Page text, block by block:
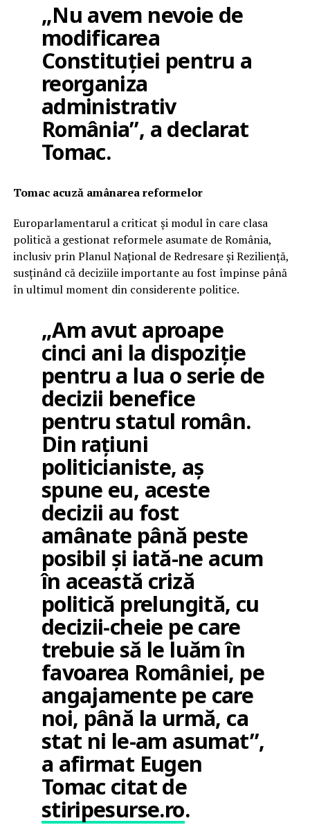
„Nu avem nevoie de
modificarea
Constituției pentru a
reorganiza
administrativ
România”, a declarat
Tomac.
Tomac acuză amânarea reformelor
Europarlamentarul a criticat și modul în care clasa
politică a gestionat reformele asumate de România,
inclusiv prin Planul Național de Redresare și Reziliență,
susținând că deciziile importante au fost împinse până
în ultimul moment din considerente politice.
„Am avut aproape
cinci ani la dispoziție
pentru a lua o serie de
decizii benefice
pentru statul român.
Din rațiuni
politicianiste, aș
spune eu, aceste
decizii au fost
amânate până peste
posibil și iată-ne acum
în această criză
politică prelungită, cu
decizii-cheie pe care
trebuie să le luăm în
favoarea României, pe
angajamente pe care
noi, până la urmă, ca
stat ni le-am asumat”,
a afirmat Eugen
Tomac citat de
stiripesurse.ro.